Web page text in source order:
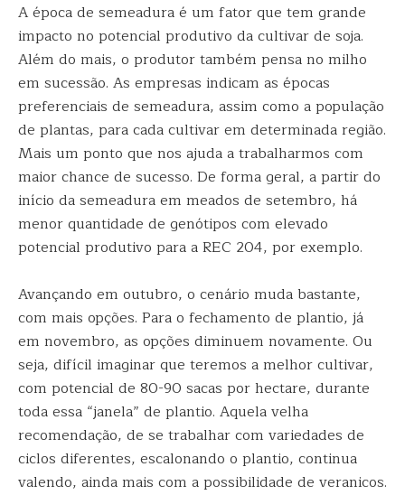
A época de semeadura é um fator que tem grande
impacto no potencial produtivo da cultivar de soja.
Além do mais, o produtor também pensa no milho
em sucessão. As empresas indicam as épocas
preferenciais de semeadura, assim como a população
de plantas, para cada cultivar em determinada região.
Mais um ponto que nos ajuda a trabalharmos com
maior chance de sucesso. De forma geral, a partir do
início da semeadura em meados de setembro, há
menor quantidade de genótipos com elevado
potencial produtivo para a REC 204, por exemplo.
Avançando em outubro, o cenário muda bastante,
com mais opções. Para o fechamento de plantio, já
em novembro, as opções diminuem novamente. Ou
seja, difícil imaginar que teremos a melhor cultivar,
com potencial de 80-90 sacas por hectare, durante
toda essa “janela” de plantio. Aquela velha
recomendação, de se trabalhar com variedades de
ciclos diferentes, escalonando o plantio, continua
valendo, ainda mais com a possibilidade de veranicos.